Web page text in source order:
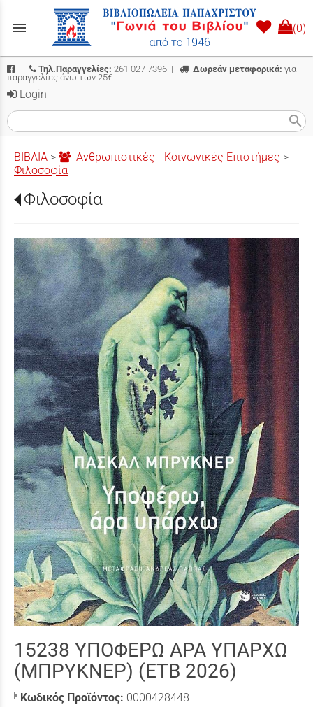
menu (0)
| Τηλ.Παραγγελίες: 261 027 7396 | Δωρεάν μεταφορικά: για
παραγγελίες άνω των 25€
Login
search
ΒΙΒΛΙΑ > Ανθρωπιστικές - Κοινωνικές Επιστήμες >
Φιλοσοφία
Φιλοσοφία
15238 ΥΠΟΦΕΡΩ ΑΡΑ ΥΠΑΡΧΩ
(ΜΠΡΥΚΝΕΡ) (ΕΤΒ 2026)
Κωδικός Προϊόντος: 0000428448